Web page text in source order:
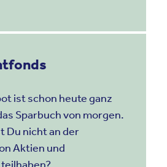
ist schon heute ganz
Sparbuch von morgen.
Du nicht an der
Aktien und